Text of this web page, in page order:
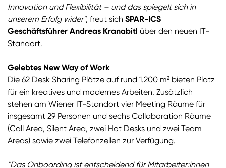
Innovation und Flexibilität – und das spiegelt sich in
unserem Erfolg wider", freut sich SPAR-ICS
Geschäftsführer Andreas Kranabitl über den neuen IT-
Standort.
Gelebtes New Way of Work
Die 62 Desk Sharing Plätze auf rund 1.200 m² bieten Platz
für ein kreatives und modernes Arbeiten. Zusätzlich
stehen am Wiener IT-Standort vier Meeting Räume für
insgesamt 29 Personen und sechs Collaboration Räume
(Call Area, Silent Area, zwei Hot Desks und zwei Team
Areas) sowie zwei Telefonzellen zur Verfügung.
"Das Onboarding ist entscheidend für Mitarbeiter:innen